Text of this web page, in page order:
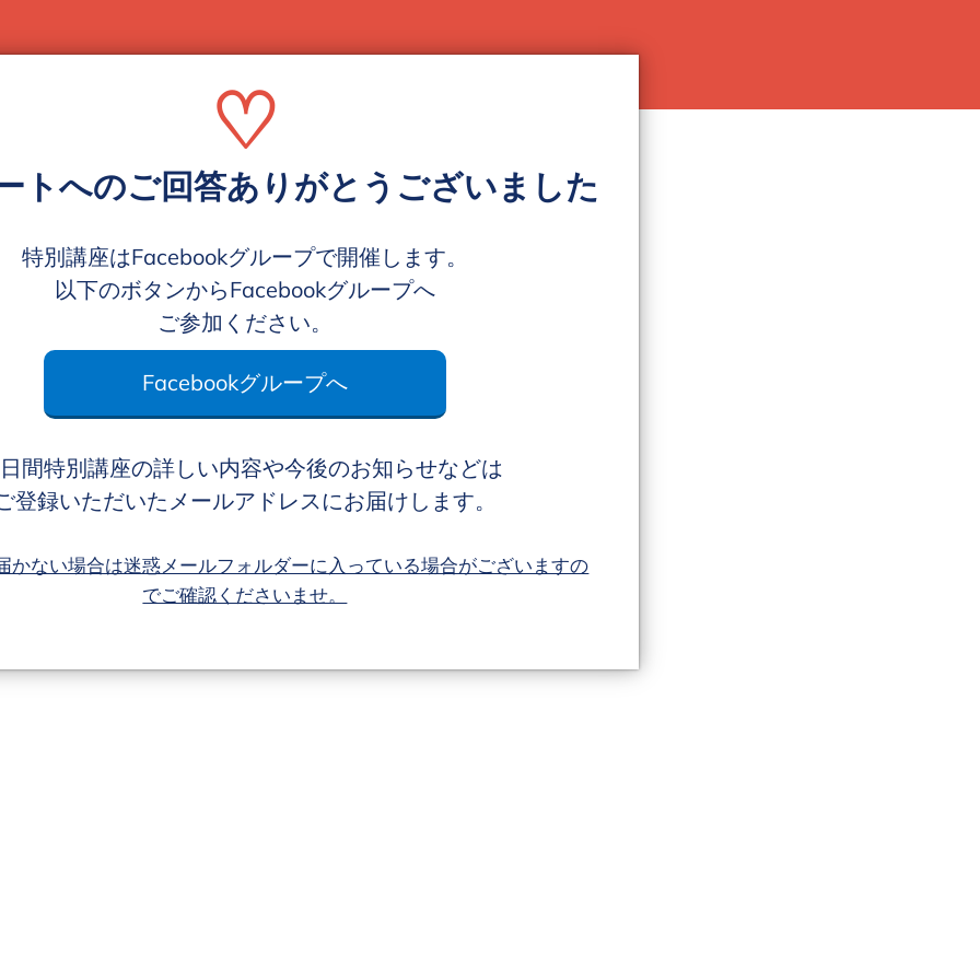
♡
トへのご回答ありがとうございました
特別講座はFacebookグループで開催します。
以下のボタンからFacebookグループへ
ご参加ください。
Facebookグループへ
間特別講座の詳しい内容や今後のお知らせなどは
登録いただいたメールアドレスにお届けします。
かない場合は迷惑メールフォルダーに入っている場合がございますの
でご確認くださいませ。